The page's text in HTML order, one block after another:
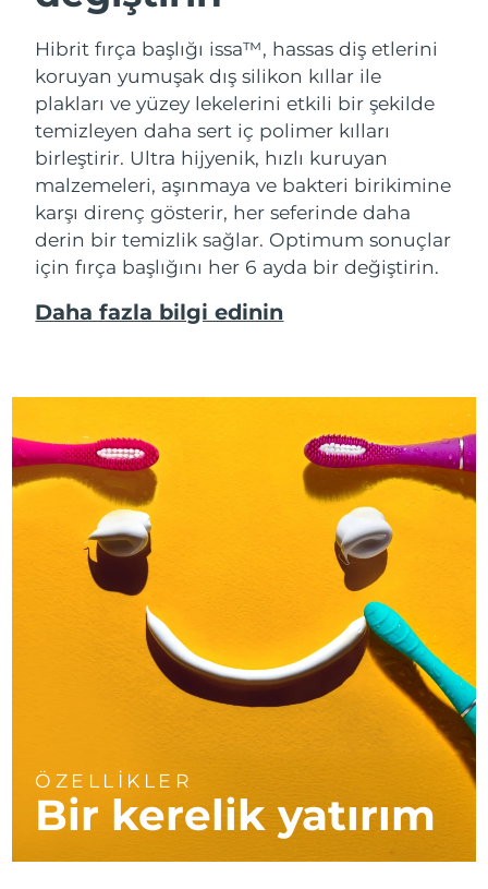
Hibrit fırça başlığı issa™, hassas diş etlerini
koruyan yumuşak dış silikon kıllar ile
plakları ve yüzey lekelerini etkili bir şekilde
temizleyen daha sert iç polimer kılları
birleştirir. Ultra hijyenik, hızlı kuruyan
malzemeleri, aşınmaya ve bakteri birikimine
karşı direnç gösterir, her seferinde daha
derin bir temizlik sağlar. Optimum sonuçlar
için fırça başlığını her 6 ayda bir değiştirin.
Daha fazla bilgi edinin
ÖZELLİKLER
Bir kerelik yatırım